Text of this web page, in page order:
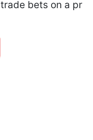
bets on a pr